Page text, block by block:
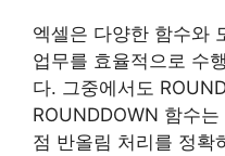
엑셀은 다양한 함수와
업무를 효율적으로 수
다. 그중에서도
ROUNDDOWN 함수
점 반올림 처리를 정확